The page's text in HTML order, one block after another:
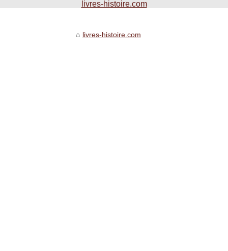
livres-histoire.com
livres-histoire.com